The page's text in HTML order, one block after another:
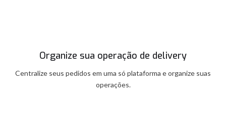
Organize sua operação de delivery
Centralize seus pedidos em uma só plataforma e organize suas
operações.